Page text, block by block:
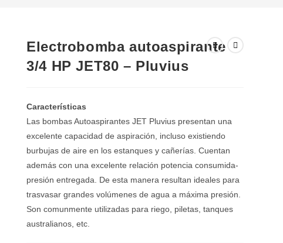
Electrobomba autoaspirante
3/4 HP JET80 – Pluvius
Características
Las bombas Autoaspirantes JET Pluvius presentan una
excelente capacidad de aspiración, incluso existiendo
burbujas de aire en los estanques y cañerías. Cuentan
además con una excelente relación potencia consumida-
presión entregada. De esta manera resultan ideales para
trasvasar grandes volúmenes de agua a máxima presión.
Son comunmente utilizadas para riego, piletas, tanques
australianos, etc.